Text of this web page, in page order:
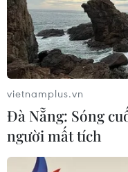
tướng các nước Cộng
kêu gọi cần đảm bảo
Johnson & Johnson.
vietnamplus.vn
Đà Nẵng: Sóng
người mất tích